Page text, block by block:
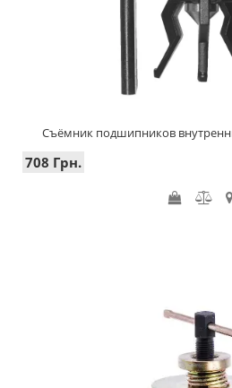
Съёмник подшипников
708 Грн.